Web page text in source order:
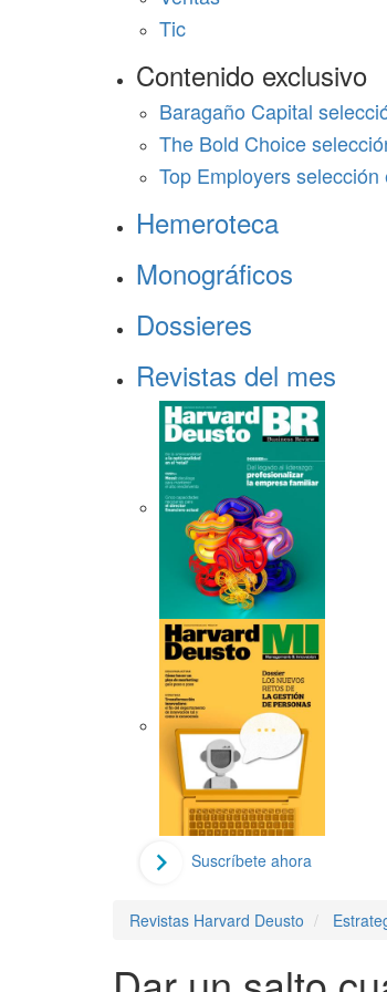
Tic
Contenido exclusivo
Baragaño Capital
The Bold Choice
Top Employers selección
Hemeroteca
Monográficos
Dossieres
Revistas del mes
Suscríbete ahora
Revistas Harvard Deusto